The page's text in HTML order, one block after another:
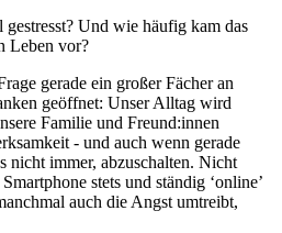
Und wie häufig kam das
Leben vor?
gerade ein großer Fächer an
geöffnet: Unser Alltag wird
Familie und Freund:innen
- und auch wenn gerade
nicht immer, abzuschalten. Nicht
stets und ständig ‘online’
auch die Angst umtreibt,